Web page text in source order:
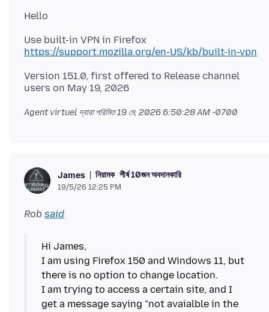
https://support.mozilla.org/en-US/kb/built-in-vpn
Version 151.0, first offered to Release channel
Agent virtuel দ্বারা পরিমিত19 মে, 2026 6:50:28 AM -0700
James নিয়ামক শীর্ষ 10জন অবদানকারি
19/5/26 12:25 PM
Rob said
Hi James,
I am using Firefox 150 and Windows 11, but
there is no option to change location.
I am trying to access a certain site, and I
get a message saying "not avaialble in the